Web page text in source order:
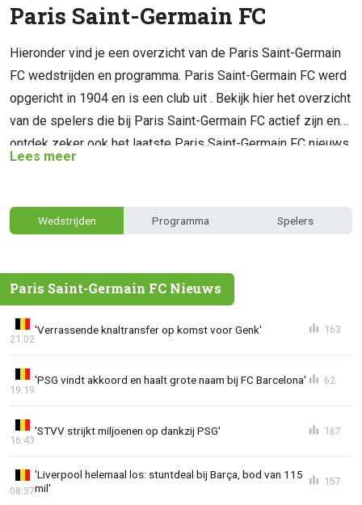
Paris Saint-Germain FC
Hieronder vind je een overzicht van de Paris Saint-Germain
FC wedstrijden en programma. Paris Saint-Germain FC werd
opgericht in 1904 en is een club uit . Bekijk hier het overzicht
van de spelers die bij Paris Saint-Germain FC actief zijn en
ontdek zeker ook het laatste Paris Saint-Germain FC nieuws.
Lees meer
Wedstrijden Programma Spelers
Paris Saint-Germain FC Nieuws
'Verrassende knaltransfer op komst voor Genk'
21:02
163
'PSG vindt akkoord en haalt grote naam bij FC Barcelona'
19:19
62
'STVV strijkt miljoenen op dankzij PSG'
16:43
167
'Liverpool helemaal los: stuntdeal bij Barça, bod van 115
mil'
08:37
157